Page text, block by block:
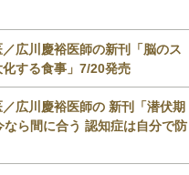
広川慶裕医師の新刊「脳のス
する食事」7/20発売
広川慶裕医師の 新刊「潜伏期
なら間に合う 認知症は自分で防